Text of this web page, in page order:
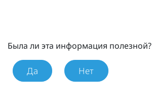
Была ли эта информация полезной?
Да Нет